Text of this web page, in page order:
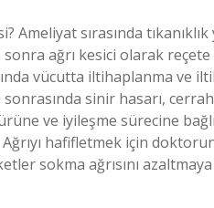
Ameliyat sırasında
ağrı kesici olarak
vücutta iltihaplanma ve
sonrasında sinir hasarı,
ve iyileşme sürecine
hafifletmek için
sokma ağrısını